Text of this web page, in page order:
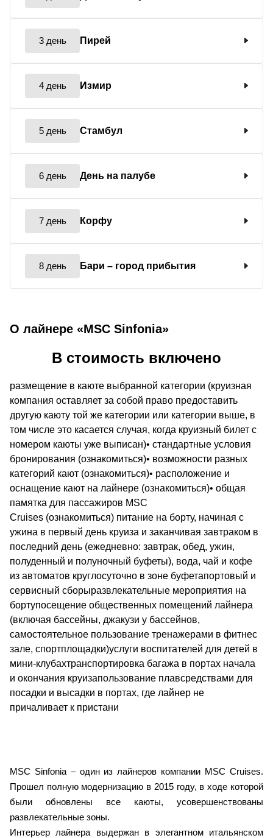
3 день Пирей
4 день Измир
5 день Стамбул
6 день День на палубе
7 день Корфу
8 день Бари – город прибытия
О лайнере «MSC Sinfonia»
MSC Sinfonia – один из лайнеров компании MSC Cruises.
Прошел полную модернизацию в 2015 году, в ходе которой
были обновлены все каюты, усовершенствованы
развлекательные зоны.
Интерьер лайнера выдержан в элегантном итальянском
В стоимость включено
размещение в каюте выбранной категории (круизная
компания оставляет за собой право предоставить
другую каюту той же категории или категории выше, в
том числе это касается случая, когда круизный билет с
номером каюты уже выписан)• стандартные условия
бронирования (ознакомиться)• возможности разных
категорий кают (ознакомиться)• расположение и
оснащение кают на лайнере (ознакомиться)• общая
памятка для пассажиров MSC
Cruises (ознакомиться) питание на борту, начиная с
ужина в первый день круиза и заканчивая завтраком в
последний день (ежедневно: завтрак, обед, ужин,
полуденный и полуночный буфеты), вода, чай и кофе
из автоматов круглосуточно в зоне буфетапортовый и
сервисный сборыразвлекательные мероприятия на
бортупосещение общественных помещений лайнера
(включая бассейны, джакузи у бассейнов,
самостоятельное пользование тренажерами в фитнес
зале, спортплощадки)услуги воспитателей для детей в
мини-клубахтранспортировка багажа в портах начала
и окончания круизапользование плавсредствами для
посадки и высадки в портах, где лайнер не
причаливает к пристани